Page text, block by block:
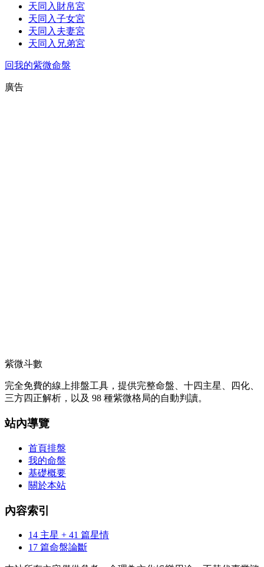
天同入財帛宮
天同入子女宮
天同入夫妻宮
天同入兄弟宮
回我的紫微命盤
廣告
紫微斗數
完全免費的線上排盤工具，提供完整命盤、十四主星、四化、
三方四正解析，以及 98 種紫微格局的自動判讀。
站內導覽
首頁排盤
我的命盤
基礎概要
關於本站
內容索引
14 主星 + 41 篇星情
17 篇命盤論斷